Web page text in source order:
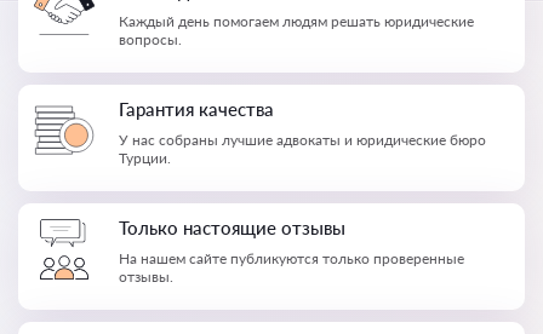
Каждый день помогаем людям решать юридические
вопросы.
Гарантия качества
У нас собраны лучшие адвокаты и юридические бюро
Турции.
Только настоящие отзывы
На нашем сайте публикуются только проверенные
отзывы.